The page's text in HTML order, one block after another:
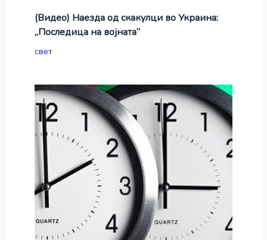
(Видео) Наезда од скакулци во Украина:
„Последица на војната“
свет